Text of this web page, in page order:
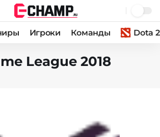
Игроки Команды Dota 2
League 2018